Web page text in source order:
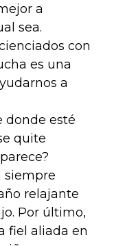
a
sea.
con
es una
a
donde esté
quite
siempre
relajante
Por último,
fiel aliada en